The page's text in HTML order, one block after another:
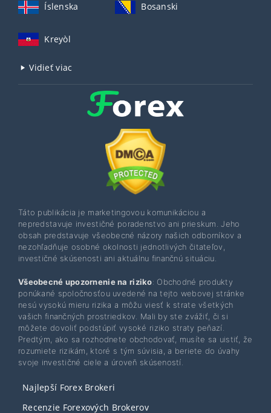
Íslenska Bosanski
Kreyòl
Vidieť viac
Táto publikácia je marketingovou komunikáciou a
nepredstavuje investičné poradenstvo ani prieskum. Jeho
obsah predstavuje všeobecné názory našich odborníkov a
nezohľadňuje osobné okolnosti jednotlivých čitateľov,
investičné skúsenosti ani aktuálnu finančnú situáciu.
Všeobecné upozornenie na riziko: Obchodné produkty
ponúkané spoločnosťou uvedené na tejto webovej stránke
nesú vysokú mieru rizika a môžu viesť k strate všetkých
vašich finančných prostriedkov. Mali by ste zvážiť, či si
môžete dovoliť podstúpiť vysoké riziko straty peňazí.
Predtým, ako sa rozhodnete obchodovať, musíte sa uistiť, že
rozumiete rizikám, ktoré s tým súvisia, a beriete do úvahy
svoje investičné ciele a úroveň skúseností.
Najlepší Forex Brokeri
Recenzie Forexových Brokerov